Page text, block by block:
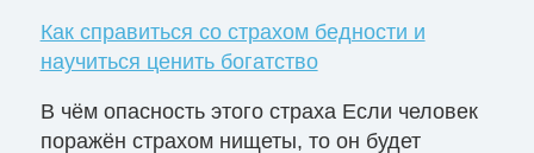
Как справиться со страхом бедности и
научиться ценить богатство
В чём опасность этого страха Если человек
поражён страхом нищеты, то он будет